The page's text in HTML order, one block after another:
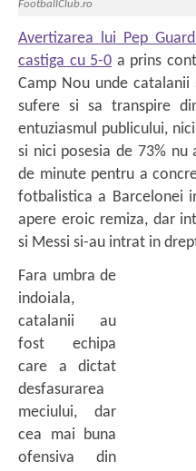
FootballClub.ro
Avertizarea lui Pep
castiga cu 5-0 a prins
Camp Nou unde
sufere si sa transpire
entuziasmul publicului,
si nici posesia de 73%
de minute pentru a
fotbalistica a Barcelonei
apere eroic remiza, dar
si Messi si-au intrat in
Fara umbra de
indoiala,
catalanii au
fost echipa
care a dictat
desfasurarea
meciului, dar
cea mai buna
ofensiva din